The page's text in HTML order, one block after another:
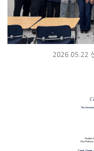
2026.05.22